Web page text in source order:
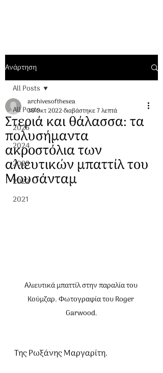
Ανάρτηση
All Posts
2025
2024
2023
2022
2021
All Posts
Στεριά και θάλασσα: τα
πολυσήμαντα
ακροστόλια των
αλιευτικών μπαττίλ του
Μουσάνταμ
archivesofthesea
30 Οκτ 2022διαβάστηκε 7 λεπτά
Αλιευτικά μπαττίλ στην παραλία του
Κούμζαρ. Φωτογραφία του Roger
Garwood.
Της Ρωξάνης Μαργαρίτη.